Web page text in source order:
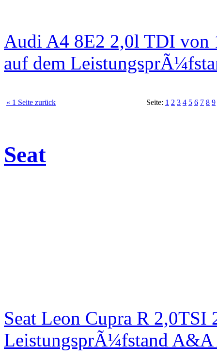
Audi A4 8E2 2,0l TDI von
auf dem
« 1 Seite zurück Seite: 1 2 3 4 5 6 7 8 9
Seat
Seat Leon Cupra R
LeistungsprÃ¼fstand